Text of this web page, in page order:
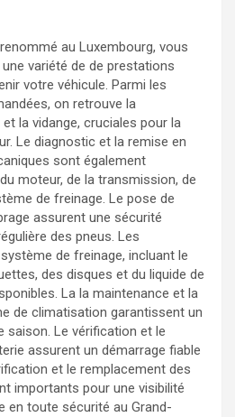
au Luxembourg, vous
variété de de prestations
votre véhicule. Parmi les
on retrouve la
la vidange, cruciales pour la
Le diagnostic et la remise en
sont également
moteur, de la transmission, de
de freinage. Le pose de
assurent une sécurité
des pneus. Les
de freinage, incluant le
des disques et du liquide de
La la maintenance et la
de climatisation garantissent un
Le vérification et le
assurent un démarrage fiable
et le remplacement des
importants pour une visibilité
en toute sécurité au Grand-